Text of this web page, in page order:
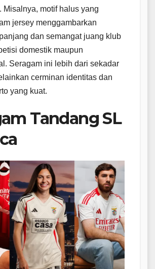
Misalnya, motif halus yang
jersey menggambarkan
dan semangat juang klub
domestik maupun
Seragam ini lebih dari sekadar
cerminan identitas dan
yang kuat.
Tandang SL